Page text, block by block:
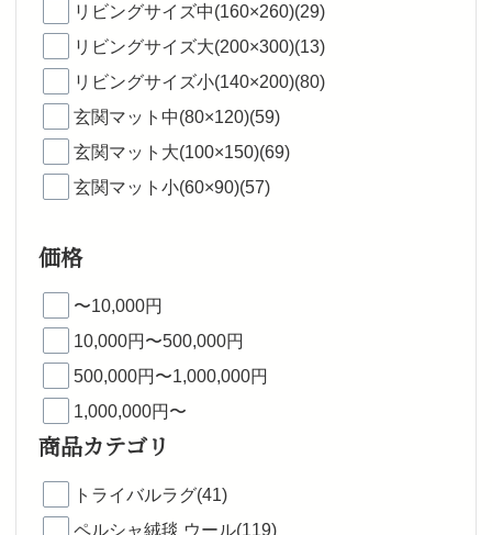
リビングサイズ中(160×260)(29)
リビングサイズ大(200×300)(13)
リビングサイズ小(140×200)(80)
玄関マット中(80×120)(59)
玄関マット大(100×150)(69)
玄関マット小(60×90)(57)
価格
〜10,000円
10,000円〜500,000円
500,000円〜1,000,000円
1,000,000円〜
商品カテゴリ
トライバルラグ(41)
ペルシャ絨毯 ウール(119)